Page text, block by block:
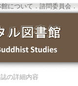
館について ． 諮問委員会 ．
の詳細内容